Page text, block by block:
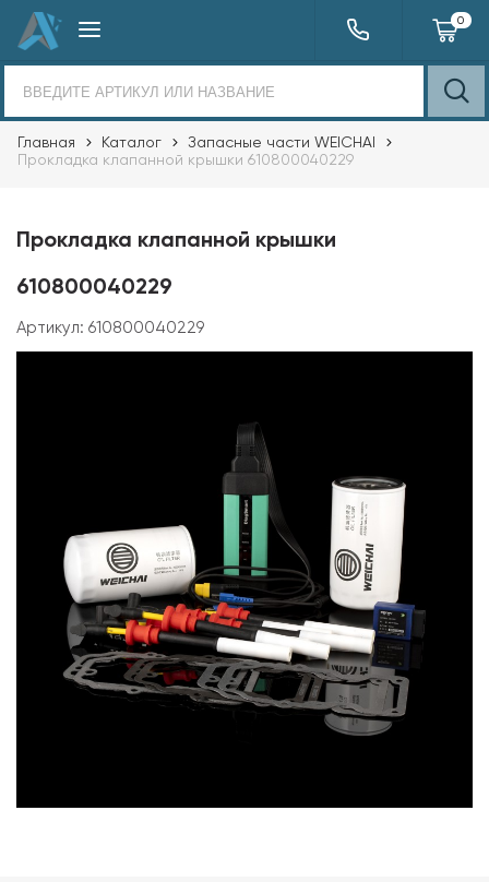
0
Главная Каталог
Запасные части WEICHAI
Прокладка клапанной крышки 610800040229
Прокладка клапанной крышки
610800040229
Артикул: 610800040229